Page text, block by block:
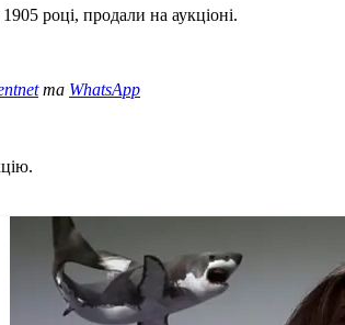
році, продали на аукціоні.
та WhatsApp